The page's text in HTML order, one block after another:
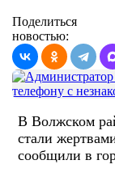
Поделиться
новостью:
В Волжском
стали
сообщили в